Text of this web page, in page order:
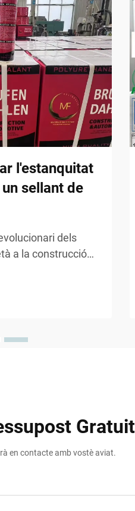
l'estanquitat
sellant de
dels
a la construcció
grans
Gratuit
en contacte amb vostè aviat.